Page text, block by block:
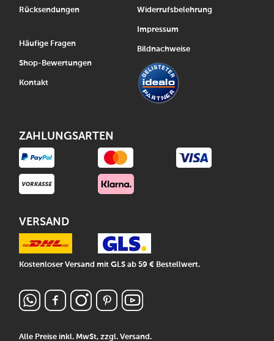
Rücksendungen
Häufige Fragen
Shop-Bewertungen
Kontakt
Alle Preise inkl. MwSt, zzgl.Versand.
Widerrufsbelehrung
Impressum
Bildnachweise
ZAHLUNGSARTEN
VERSAND
Kostenloser Versand mit GLS ab 59 € Bestellwert.